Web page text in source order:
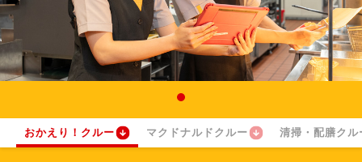
おかえり！クルー マクドナルドクルー 清掃・配膳クル